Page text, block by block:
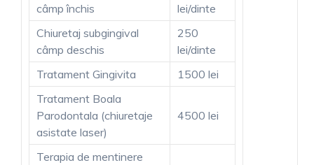
câmp închis
lei/dinte
Chiuretaj subgingival
câmp deschis
250
lei/dinte
Tratament Gingivita
1500 lei
Tratament Boala
Parodontala (chiuretaje
asistate laser)
4500 lei
Terapia de mentinere